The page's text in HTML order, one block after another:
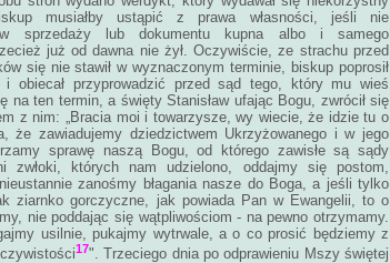
musiałby ustąpić z prawa własności, jeśli nie
sprzedaży lub dokumentu kupna albo i samego
już od dawna nie żył. Oczywiście, ze strachu przed
się nie stawił w wyznaczonym terminie, biskup poprosił
obiecał przyprowadzić przed sąd tego, który mu wieś
na ten termin, a święty Stanisław ufając Bogu, zwrócił się
z nim: „Bracia moi i towarzysze, wy wiecie, że idzie tu o
że zawiadujemy dziedzictwem Ukrzyżowanego i w jego
sprawę naszą Bogu, od którego zawisłe są sądy
zwłoki, których nam udzielono, oddajmy się postom,
zanośmy błagania nasze do Boga, a jeśli tylko
ziarnko gorczyczne, jak powiada Pan w Ewangelii, to o
nie poddając się wątpliwościom - na pewno otrzymamy.
usilnie, pukajmy wytrwale, a o co prosić będziemy z
17". Trzeciego dnia po odprawieniu Mszy świętej